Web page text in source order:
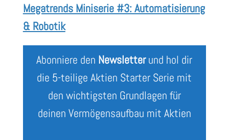
Megatrends Miniserie #3: Automatisierung
& Robotik
Abonniere den Newsletterund hol dir
die 5-teilige Aktien Starter Serie mit
den wichtigsten Grundlagen für
deinen Vermögensaufbau mit Aktien